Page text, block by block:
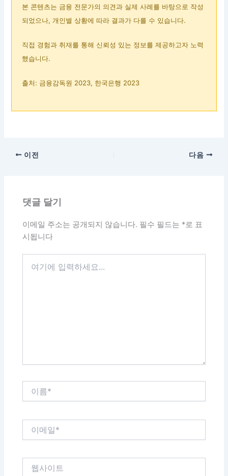
본 콘텐츠는 금융 전문가의 의견과 실제 사례를 바탕으로 작성
되었으나, 개인별 상황에 따라 결과가 다를 수 있습니다.
직접 경험과 취재를 통해 신뢰성 있는 정보를 제공하고자 노력
했습니다.
출처: 금융감독원 2023, 한국은행 2023
이전 다음
댓글 달기
이메일 주소는 공개되지 않습니다. 필수 필드는 *로 표
시됩니다